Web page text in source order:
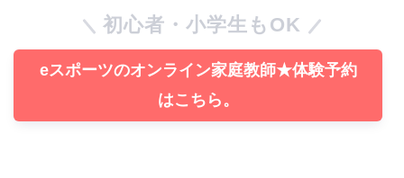
初心者・小学生もOK
eスポーツのオンライン家庭教師★体験予約
はこちら。